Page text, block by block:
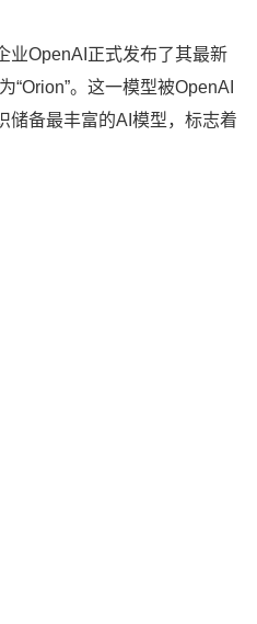
业OpenAI正式发布了其最新
“Orion”。这一模型被OpenAI
储备最丰富的AI模型，标志着